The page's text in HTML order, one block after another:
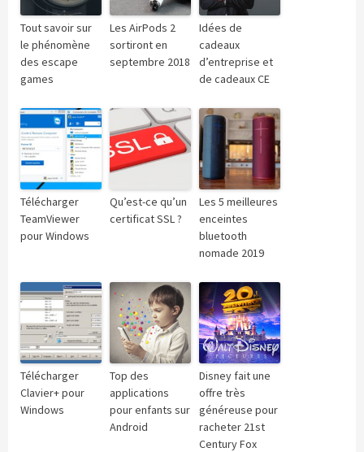
Tout savoir sur
le phénomène
des escape
games
Les AirPods 2
sortiront en
septembre 2018
Idées de
cadeaux
d’entreprise et
de cadeaux CE
Télécharger
TeamViewer
pour Windows
Qu’est-ce qu’un
certificat SSL ?
Les 5 meilleures
enceintes
bluetooth
nomade 2019
Télécharger
Clavier+ pour
Windows
Top des
applications
pour enfants sur
Android
Disney fait une
offre très
généreuse pour
racheter 21st
Century Fox